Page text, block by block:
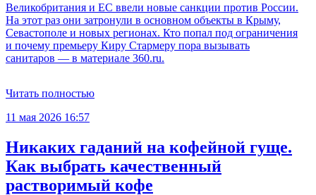
Великобритания и ЕС ввели новые санкции против России.
На этот раз они затронули в основном объекты в Крыму,
Севастополе и новых регионах. Кто попал под ограничения
и почему премьеру Киру Стармеру пора вызывать
санитаров — в материале 360.ru.
Читать полностью
11 мая 2026 16:57
Никаких гаданий на кофейной гуще.
Как выбрать качественный
растворимый кофе